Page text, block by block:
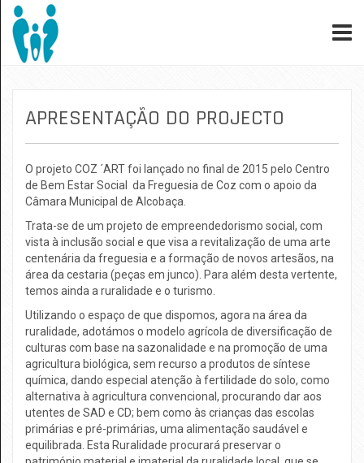
APRESENTAÇÃO DO PROJECTO
O projeto COZ ´ART foi lançado no final de 2015 pelo Centro
de Bem Estar Social da Freguesia de Coz com o apoio da
Câmara Municipal de Alcobaça.
Trata-se de um projeto de empreendedorismo social, com
vista à inclusão social e que visa a revitalização de uma arte
centenária da freguesia e a formação de novos artesãos, na
área da cestaria (peças em junco). Para além desta vertente,
temos ainda a ruralidade e o turismo.
Utilizando o espaço de que dispomos, agora na área da
ruralidade, adotámos o modelo agrícola de diversificação de
culturas com base na sazonalidade e na promoção de uma
agricultura biológica, sem recurso a produtos de síntese
química, dando especial atenção à fertilidade do solo, como
alternativa à agricultura convencional, procurando dar aos
utentes de SAD e CD; bem como às crianças das escolas
primárias e pré-primárias, uma alimentação saudável e
equilibrada. Esta Ruralidade procurará preservar o